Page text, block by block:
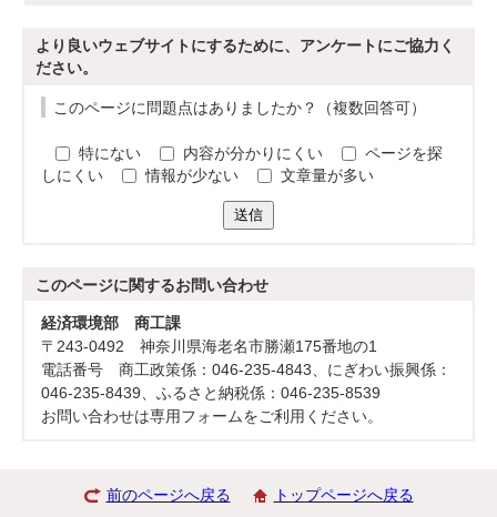
より良いウェブサイトにするために、アンケートにご協力く
ださい。
このページに問題点はありましたか？（複数回答可）
特にない 内容が分かりにくい
ページを探
しにくい
情報が少ない 文章量が多い
送信
このページに関するお問い合わせ
経済環境部 商工課
〒243-0492 神奈川県海老名市勝瀬175番地の1
電話番号 商工政策係：046-235-4843、にぎわい振興係：
046-235-8439、ふるさと納税係：046-235-8539
お問い合わせは専用フォームをご利用ください。
前のページへ戻る トップページへ戻る